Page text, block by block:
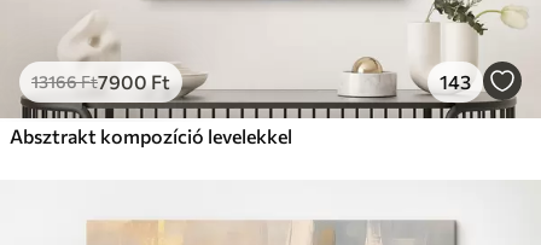
13166Ft7900 Ft 143
Absztrakt kompozíció levelekkel